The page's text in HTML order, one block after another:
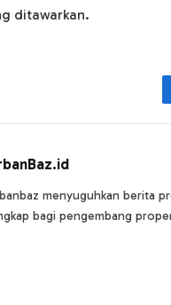
ditawarkan.
menyuguhkan berita
bagi pengembang